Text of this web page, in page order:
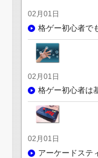
02月01日
格ゲー初心者で
02月01日
格ゲー初心者は
02月01日
アーケードステ